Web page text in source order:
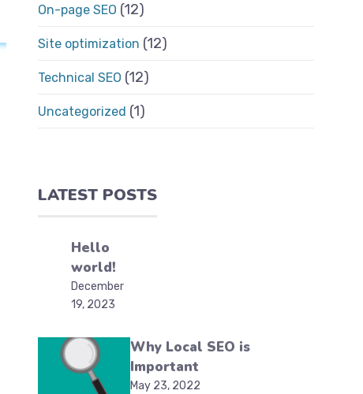
On-page SEO (12)
Site optimization (12)
Technical SEO (12)
Uncategorized (1)
LATEST POSTS
Hello
world!
December
19, 2023
Why Local SEO is
Important
May 23, 2022